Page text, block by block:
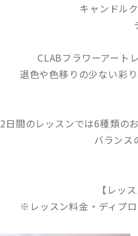
キャンドル
CLABフラワーアート
退色や色移りの少ない彩
2日間のレッスンでは6種類の
バランス
【レッ
※レッスン料金・ディプ